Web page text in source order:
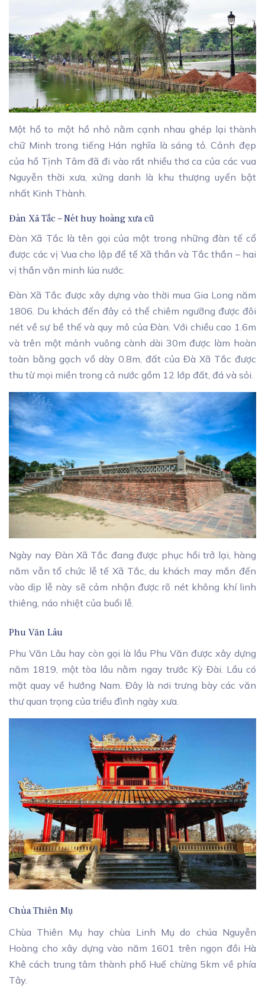
Một hồ to một hồ nhỏ nằm cạnh nhau ghép lại thành
chữ Minh trong tiếng Hán nghĩa là sáng tỏ. Cảnh đẹp
của hồ Tịnh Tâm đã đi vào rất nhiều thơ ca của các vua
Nguyễn thời xưa, xứng danh là khu thượng uyển bật
nhất Kinh Thành.
Đàn Xã Tắc – Nét huy hoàng xưa cũ
Đàn Xã Tắc là tên gọi của một trong những đàn tế cổ
được các vị Vua cho lập để tế Xã thần và Tắc thần – hai
vị thần văn minh lúa nước.
Đàn Xã Tắc được xây dựng vào thời mua Gia Long năm
1806. Du khách đến đây có thể chiêm ngưỡng được đôi
nét về sự bề thế và quy mô của Đàn. Với chiều cao 1.6m
và trên một mảnh vuông cành dài 30m được làm hoàn
toàn bằng gạch vồ dày 0.8m, đất của Đà Xã Tắc được
thu từ mọi miền trong cả nước gồm 12 lớp đất, đá và sỏi.
Ngày nay Đàn Xã Tắc đang được phục hồi trở lại, hàng
năm vẫn tổ chức lễ tế Xã Tắc, du khách may mắn đến
vào dịp lễ này sẽ cảm nhận được rõ nét không khí linh
thiêng, náo nhiệt của buổi lễ.
Phu Văn Lâu
Phu Văn Lâu hay còn gọi là lầu Phu Văn được xây dựng
năm 1819, một tòa lầu nằm ngay trước Kỳ Đài. Lầu có
mặt quay về hướng Nam. Đây là nơi trưng bày các văn
thư quan trọng của triều đình ngày xưa.
Chùa Thiên Mụ
Chùa Thiên Mụ hay chùa Linh Mụ do chúa Nguyễn
Hoàng cho xây dựng vào năm 1601 trên ngọn đồi Hà
Khê cách trung tâm thành phố Huế chừng 5km về phía
Tây.